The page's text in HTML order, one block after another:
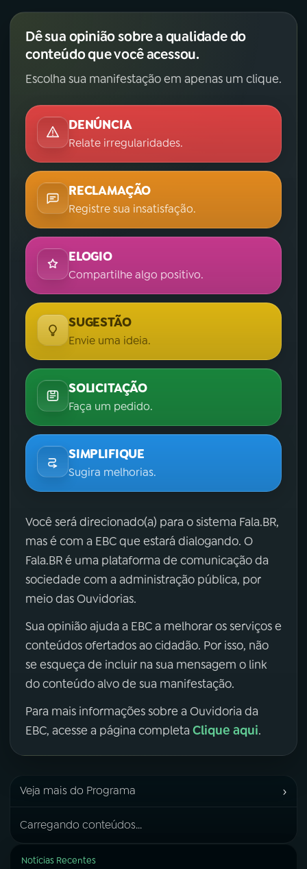
Dê sua opinião sobre a qualidade do
conteúdo que você acessou.
Escolha sua manifestação em apenas um clique.
DENÚNCIA
Relate irregularidades.
RECLAMAÇÃO
Registre sua insatisfação.
ELOGIO
Compartilhe algo positivo.
SUGESTÃO
Envie uma ideia.
SOLICITAÇÃO
Faça um pedido.
SIMPLIFIQUE
Sugira melhorias.
Você será direcionado(a) para o sistema Fala.BR,
mas é com a EBC que estará dialogando. O
Fala.BR é uma plataforma de comunicação da
sociedade com a administração pública, por
meio das Ouvidorias.
Sua opinião ajuda a EBC a melhorar os serviços e
conteúdos ofertados ao cidadão. Por isso, não
se esqueça de incluir na sua mensagem o link
do conteúdo alvo de sua manifestação.
Para mais informações sobre a Ouvidoria da
EBC, acesse a página completa Clique aqui.
Veja mais do Programa ›
Carregando conteúdos...
Notícias Recentes